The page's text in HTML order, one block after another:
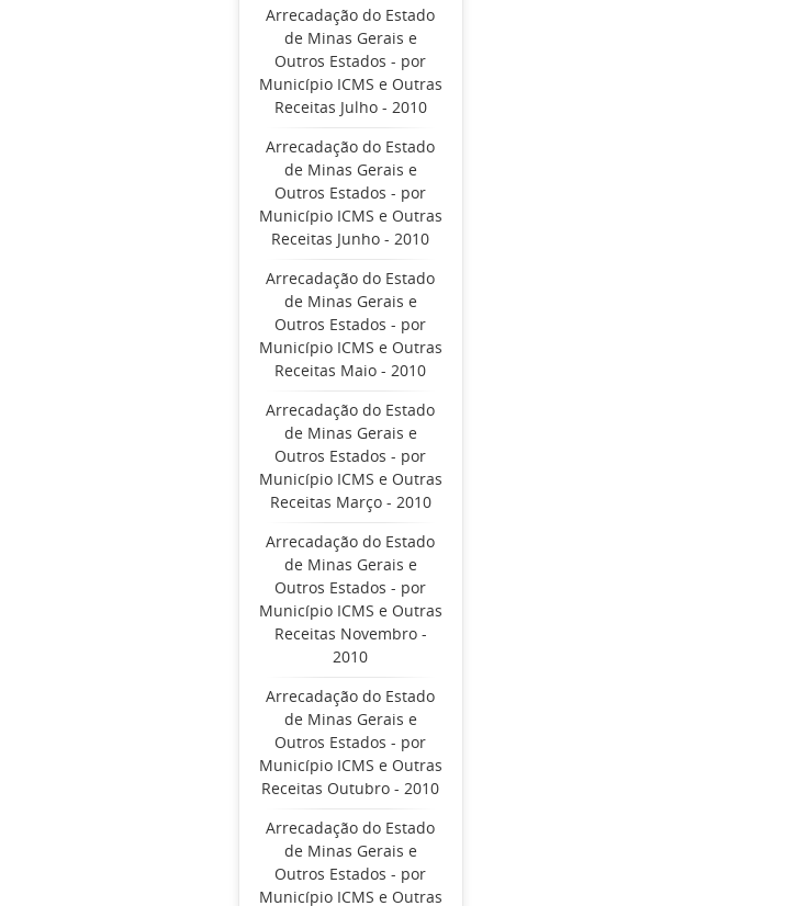
Arrecadação do Estado
de Minas Gerais e
Outros Estados - por
Município ICMS e Outras
Receitas Julho - 2010
Arrecadação do Estado
de Minas Gerais e
Outros Estados - por
Município ICMS e Outras
Receitas Junho - 2010
Arrecadação do Estado
de Minas Gerais e
Outros Estados - por
Município ICMS e Outras
Receitas Maio - 2010
Arrecadação do Estado
de Minas Gerais e
Outros Estados - por
Município ICMS e Outras
Receitas Março - 2010
Arrecadação do Estado
de Minas Gerais e
Outros Estados - por
Município ICMS e Outras
Receitas Novembro -
2010
Arrecadação do Estado
de Minas Gerais e
Outros Estados - por
Município ICMS e Outras
Receitas Outubro - 2010
Arrecadação do Estado
de Minas Gerais e
Outros Estados - por
Município ICMS e Outras